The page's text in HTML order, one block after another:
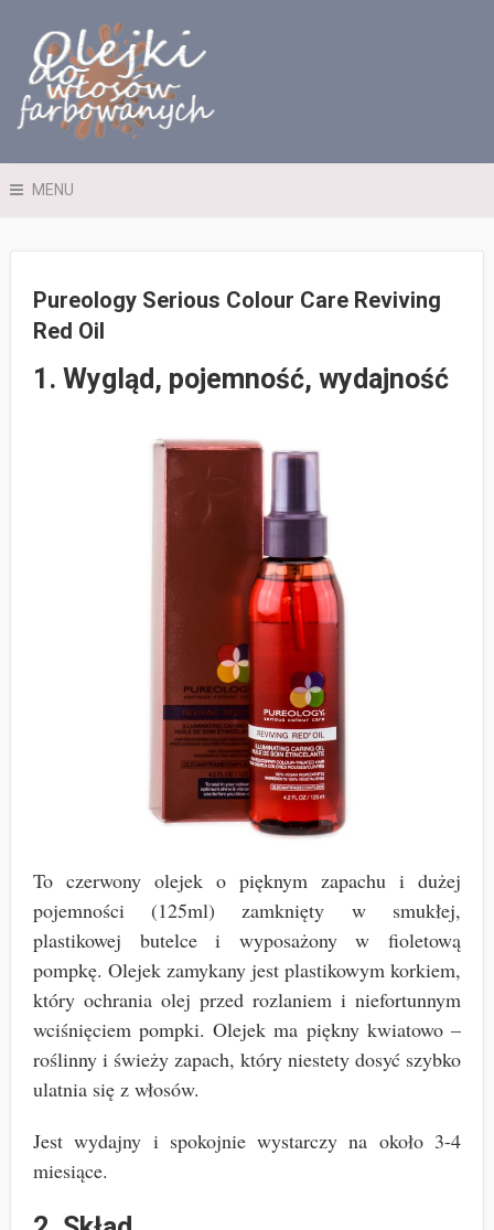
MENU
Pureology Serious Colour Care Reviving
Red Oil
1. Wygląd, pojemność, wydajność
To czerwony olejek o pięknym zapachu i dużej
pojemności (125ml) zamknięty w smukłej,
plastikowej butelce i wyposażony w fioletową
pompkę. Olejek zamykany jest plastikowym korkiem,
który ochrania olej przed rozlaniem i niefortunnym
wciśnięciem pompki. Olejek ma piękny kwiatowo –
roślinny i świeży zapach, który niestety dosyć szybko
ulatnia się z włosów.
Jest wydajny i spokojnie wystarczy na około 3-4
miesiące.